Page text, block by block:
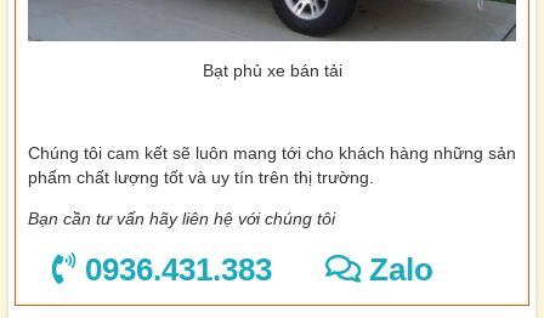
Bạt phủ xe bán tải
Chúng tôi cam kết sẽ luôn mang tới cho khách hàng những sản
phẩm chất lượng tốt và uy tín trên thị trường.
Bạn cần tư vấn hãy liên hệ với chúng tôi
0936.431.383 Zalo